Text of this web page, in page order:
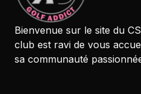
Bienvenue sur le site du
club est ravi de vous
sa communauté